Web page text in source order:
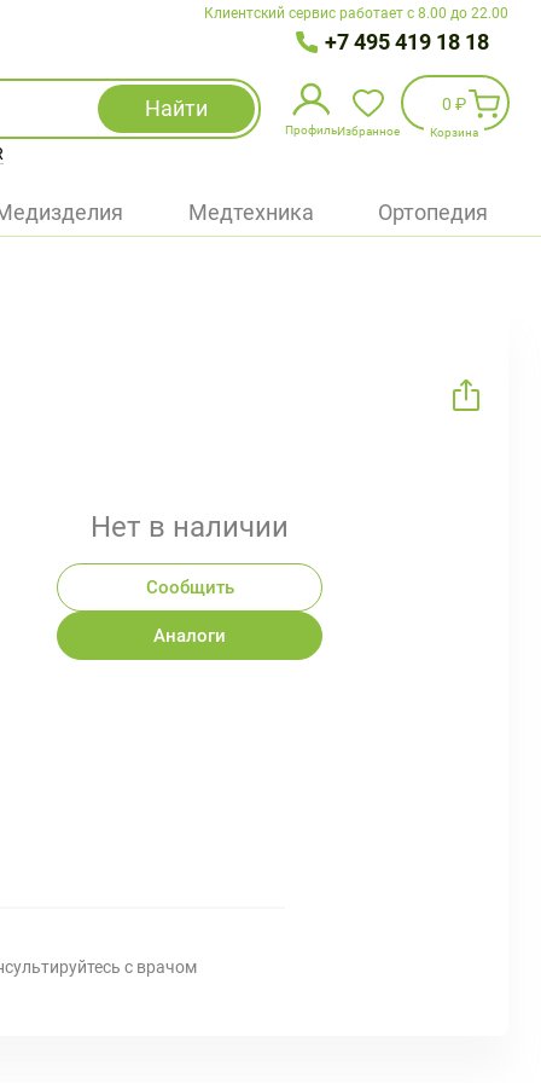
Клиентский сервис работает с 8.00 до 22.00
+7 495 419 18 18
Найти
Профиль
Избранное
Войти
Избранное
0 ₽
Корзина
Медтехника Ортопедия
Нет в наличии
Сообщить
Аналоги
с врачом